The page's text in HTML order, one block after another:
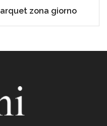
zona giorno